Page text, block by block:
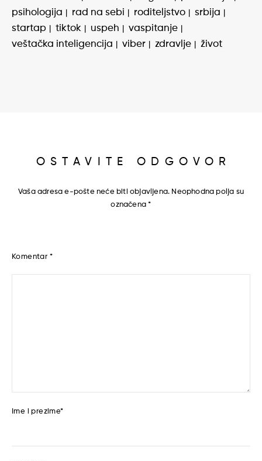
psihologija
rad na sebi roditeljstvo
srbija
startap
tiktok uspeh
vaspitanje
veštačka inteligencija
viber zdravlje život
OSTAVITE ODGOVOR
Vaša adresa e-pošte neće biti objavljena. Neophodna polja su
označena*
Komentar *
Ime i prezime*